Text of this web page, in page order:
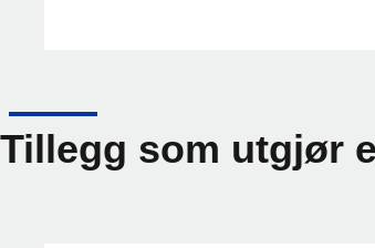
Tillegg som utgjør